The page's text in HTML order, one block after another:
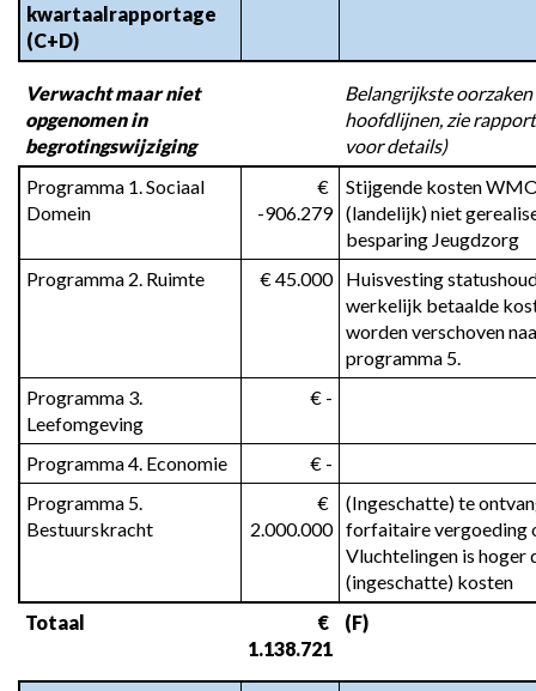
kwartaalrapportage
(C+D)
Verwacht maar niet
opgenomen in
begrotingswijziging
Belangrijkste
hoofdlijnen, zie
voor details)
Programma 1. Sociaal
Domein
-906.279
Stijgende kosten
(landelijk) niet
besparing Jeugdzorg
Programma 2. Ruimte
€ 45.000
Huisvesting
werkelijk betaalde
worden verschoven
programma 5.
Programma 3.
Leefomgeving
€ -
Programma 4. Economie
€ -
Programma 5.
Bestuurskracht
2.000.000
(Ingeschatte) te
forfaitaire vergoeding
Vluchtelingen is hoger
(ingeschatte) kosten
Totaal
1.138.721
(F)